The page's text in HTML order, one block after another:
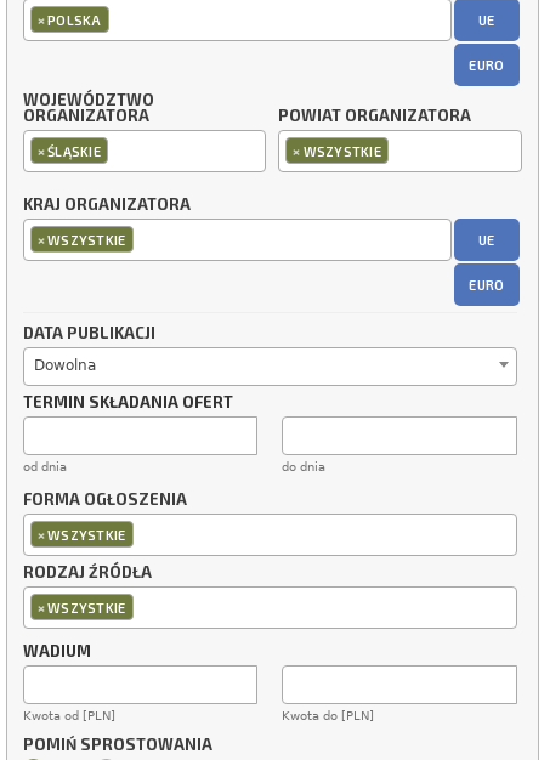
×POLSKA UE
EURO
WOJEWÓDZTWO
ORGANIZATORA
×ŚLĄSKIE
POWIAT ORGANIZATORA
× WSZYSTKIE
KRAJ ORGANIZATORA
×WSZYSTKIE UE
EURO
DATA PUBLIKACJI
Dowolna
TERMIN SKŁADANIA OFERT
od dnia do dnia
FORMA OGŁOSZENIA
×WSZYSTKIE
RODZAJ ŹRÓDŁA
×WSZYSTKIE
WADIUM
Kwota od [PLN] Kwota do [PLN]
POMIŃ SPROSTOWANIA